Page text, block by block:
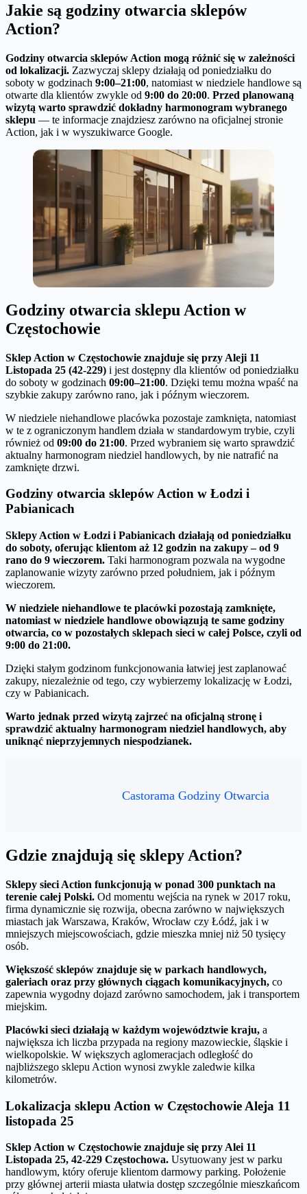
Jakie są godziny otwarcia sklepów
Action?
Godziny otwarcia sklepów Action mogą różnić się w zależności
od lokalizacji. Zazwyczaj sklepy działają od poniedziałku do
soboty w godzinach 9:00–21:00, natomiast w niedziele handlowe są
otwarte dla klientów zwykle od 9:00 do 20:00. Przed planowaną
wizytą warto sprawdzić dokładny harmonogram wybranego
sklepu — te informacje znajdziesz zarówno na oficjalnej stronie
Action, jak i w wyszukiwarce Google.
Godziny otwarcia sklepu Action w
Częstochowie
Sklep Action w Częstochowie znajduje się przy Aleji 11
Listopada 25 (42-229) i jest dostępny dla klientów od poniedziałku
do soboty w godzinach 09:00–21:00. Dzięki temu można wpaść na
szybkie zakupy zarówno rano, jak i późnym wieczorem.
W niedziele niehandlowe placówka pozostaje zamknięta, natomiast
w te z ograniczonym handlem działa w standardowym trybie, czyli
również od 09:00 do 21:00. Przed wybraniem się warto sprawdzić
aktualny harmonogram niedziel handlowych, by nie natrafić na
zamknięte drzwi.
Godziny otwarcia sklepów Action w Łodzi i
Pabianicach
Sklepy Action w Łodzi i Pabianicach działają od poniedziałku
do soboty, oferując klientom aż 12 godzin na zakupy – od 9
rano do 9 wieczorem. Taki harmonogram pozwala na wygodne
zaplanowanie wizyty zarówno przed południem, jak i późnym
wieczorem.
W niedziele niehandlowe te placówki pozostają zamknięte,
natomiast w niedziele handlowe obowiązują te same godziny
otwarcia, co w pozostałych sklepach sieci w całej Polsce, czyli od
9:00 do 21:00.
Dzięki stałym godzinom funkcjonowania łatwiej jest zaplanować
zakupy, niezależnie od tego, czy wybierzemy lokalizację w Łodzi,
czy w Pabianicach.
Warto jednak przed wizytą zajrzeć na oficjalną stronę i
sprawdzić aktualny harmonogram niedziel handlowych, aby
uniknąć nieprzyjemnych niespodzianek.
Castorama Godziny Otwarcia
Gdzie znajdują się sklepy Action?
Sklepy sieci Action funkcjonują w ponad 300 punktach na
terenie całej Polski. Od momentu wejścia na rynek w 2017 roku,
firma dynamicznie się rozwija, obecna zarówno w największych
miastach jak Warszawa, Kraków, Wrocław czy Łódź, jak i w
mniejszych miejscowościach, gdzie mieszka mniej niż 50 tysięcy
osób.
Większość sklepów znajduje się w parkach handlowych,
galeriach oraz przy głównych ciągach komunikacyjnych, co
zapewnia wygodny dojazd zarówno samochodem, jak i transportem
miejskim.
Placówki sieci działają w każdym województwie kraju, a
największa ich liczba przypada na regiony mazowieckie, śląskie i
wielkopolskie. W większych aglomeracjach odległość do
najbliższego sklepu Action wynosi zwykle zaledwie kilka
kilometrów.
Lokalizacja sklepu Action w Częstochowie Aleja 11
listopada 25
Sklep Action w Częstochowie znajduje się przy Alei 11
Listopada 25, 42-229 Częstochowa. Usytuowany jest w parku
handlowym, który oferuje klientom darmowy parking. Położenie
przy głównej arterii miasta ułatwia dostęp szczególnie mieszkańcom